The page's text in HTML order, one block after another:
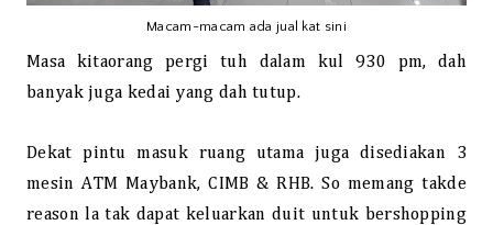
Macam-macam ada jual kat sini
Masa kitaorang pergi tuh dalam kul 930 pm, dah
banyak juga kedai yang dah tutup.
Dekat pintu masuk ruang utama juga disediakan 3
mesin ATM Maybank, CIMB & RHB. So memang takde
reason la tak dapat keluarkan duit untuk bershopping